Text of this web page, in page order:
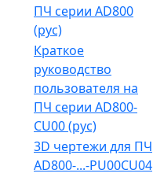
ПЧ серии AD800
(рус)
Краткое
руководство
пользователя на
ПЧ серии AD800-
CU00 (рус)
3D чертежи для ПЧ
AD800-...-PU00CU04